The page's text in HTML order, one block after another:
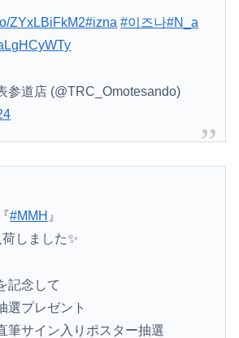
ZYxLBiFkM2#izna #이즈나#N_a
参道店 (@TRC_Omotesando)
#MMH 』
しました✨
記念して
選プレゼント
筆サイン入りポスター抽選